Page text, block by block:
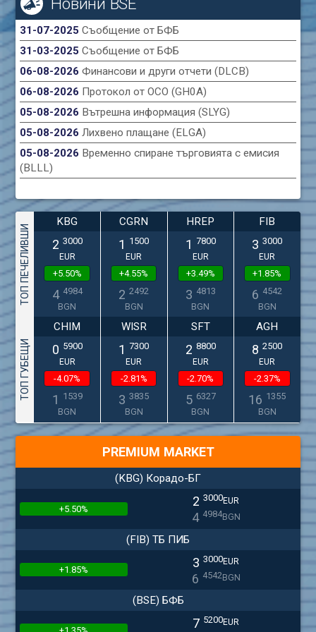
Новини BSE
31-07-2025Съобщение от БФБ
31-03-2025Съобщение от БФБ
06-08-2026Финансови и други отчети (DLCB)
06-08-2026 Протокол от ОСО (GH0A)
05-08-2026 Вътрешна информация (SLYG)
05-08-2026Лихвено плащане (ELGA)
05-08-2026 Временно спиране търговията с емисия
(BLLL)
ТОП ПЕЧЕЛИВШИ
KBG
2 3000
EUR
+5.50%
4 4984
BGN
CGRN
1 1500
EUR
+4.55%
2 2492
BGN
HREP
1 7800
EUR
+3.49%
3 4813
BGN
FIB
3 3000
EUR
+1.85%
6 4542
BGN
ТОП ГУБЕЩИ
CHIM
0 5900
EUR
-4.07%
1 1539
BGN
WISR
1 7300
EUR
-2.81%
3 3835
BGN
SFT
2 8800
EUR
-2.70%
5 6327
BGN
AGH
8 2500
EUR
-2.37%
16 1355
BGN
PREMIUM MARKET
(KBG) Корадо-БГ
+5.50% 2 3000EUR
4 4984BGN
(FIB) ТБ ПИБ
+1.85% 3 3000EUR
6 4542BGN
(BSE) БФБ
7 5200EUR